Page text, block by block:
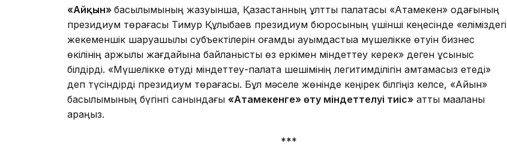
«Айқын» басылымының жазуынша, Қазақстанның ұлттық палатасы «Атамекен» одағының
президиум төрағасы Тимур Құлыбаев президиум бюросының үшінші кеңесінде «еліміздегі
жекеменшік шаруашылық субъектілерін қоғамдық қауымдастыққа мүшелікке өтуін бизнес
өкілінің қаржылық жағдайына байланысты өз еркімен міндеттеу керек» деген ұсыныс
білдірді. «Мүшелікке өтуді міндеттеу-палата шешімінің легитимділігін қамтамасыз етеді»
деп түсіндірді президиум төрағасы. Бұл мәселе жөнінде кеңірек білгіңіз келсе, «Айқын»
басылымының бүгінгі санындағы «Атамекенге» өту міндеттелуі тиіс» атты мақаланы
қараңыз.
***